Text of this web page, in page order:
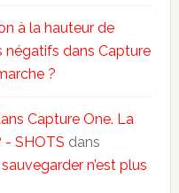
à la hauteur de
négatifs dans Capture
?
Capture One. La
- SHOTS dans
n’est plus